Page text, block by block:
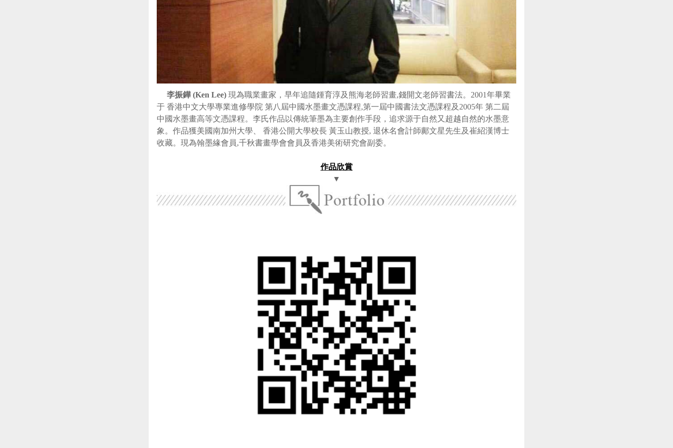
李振鏵(Ken Lee) 現為職業畫家，早年追隨鍾育淳及熊海老師習畫,錢開文老師習書法。 2001年畢業
于 香港中文大學專業進修學院 第八屆中國水墨畫文憑課程,第一屆中國書法文憑課程及 2005年 第二屆
中國水墨畫高等文憑課程。李氏作品以傳統筆墨為主要創作手段，追求源于自然又超越自然的水墨意
象。作品獲美國南加州大學、
香港公開大學校長 黃玉山教授, 退休名會計師鄺文星先生及崔紹漢博士
收藏。現為翰墨緣會員,千秋書畫學會會員及香港美術研究會副委。
作品欣賞
▼